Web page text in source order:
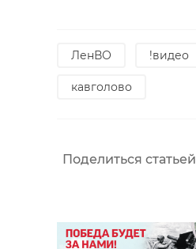
ЛенВО !видео
кавголово
Поделиться